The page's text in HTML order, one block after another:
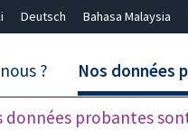
Deutsch Bahasa Malaysia
? Nos données
données probantes